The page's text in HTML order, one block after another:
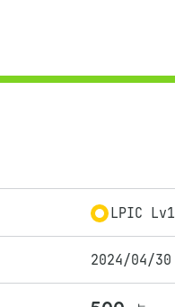
LPIC
2024/04/30